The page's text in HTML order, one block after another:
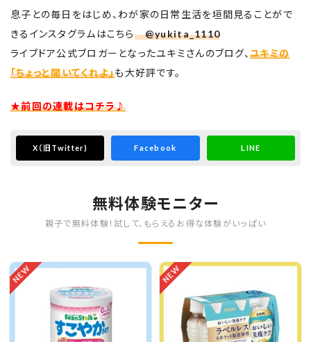
息子との毎日をはじめ、わが家の日常生活を垣間見ることがで
きるインスタグラムはこちら@yukita_1110
ライブドア公式ブロガーとなったユキミさんのブログ、 ユキミの
「ちょっと聞いてくれよ」も大好評です。
★前回の連載はコチラ♪
X （旧Twitter) Facebook LINE
無料体験モニター
親子で無料体験！試して、もらえるお得な体験がいっぱい
NEW NEW